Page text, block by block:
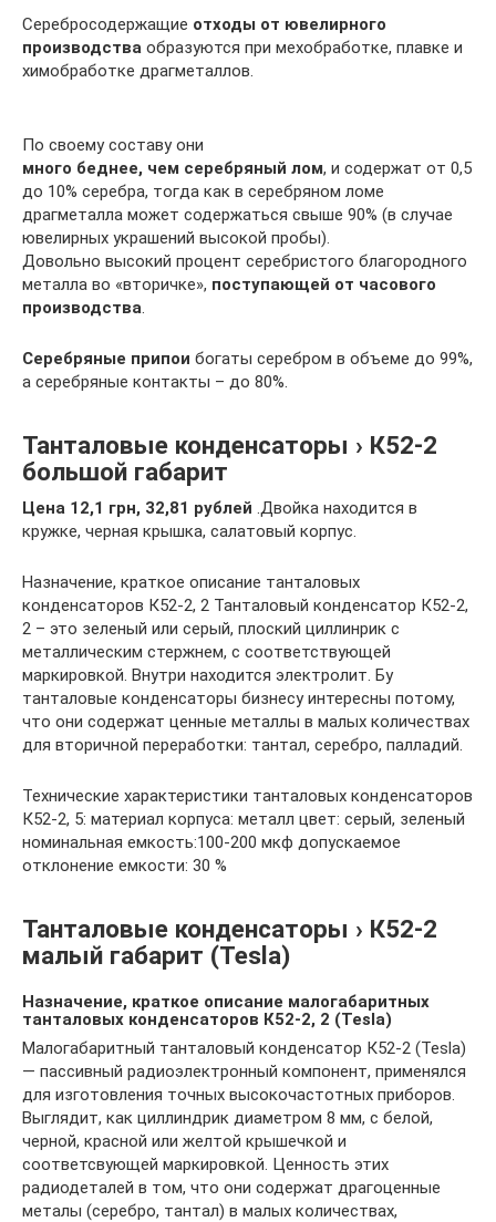
Серебросодержащие отходы от ювелирного
производства образуются при мехобработке, плавке и
химобработке драгметаллов.
По своему составу они
много беднее, чем серебряный лом, и содержат от 0,5
до 10% серебра, тогда как в серебряном ломе
драгметалла может содержаться свыше 90% (в случае
ювелирных украшений высокой пробы).
Довольно высокий процент серебристого благородного
металла во «вторичке», поступающей от часового
производства.
Серебряные припои богаты серебром в объеме до 99%,
а серебряные контакты – до 80%.
Танталовые конденсаторы › К52-2
большой габарит
Цена 12,1 грн, 32,81 рублей .Двойка находится в
кружке, черная крышка, салатовый корпус.
Назначение, краткое описание танталовых
конденсаторов К52-2, 2 Танталовый конденсатор К52-2,
2 – это зеленый или серый, плоский циллинрик с
металлическим стержнем, с соответствующей
маркировкой. Внутри находится электролит. Бу
танталовые конденсаторы бизнесу интересны потому,
что они содержат ценные металлы в малых количествах
для вторичной переработки: тантал, серебро, палладий.
Технические характеристики танталовых конденсаторов
К52-2, 5: материал корпуса: металл цвет: серый, зеленый
номинальная емкость:100-200 мкф допускаемое
отклонение емкости: 30 %
Танталовые конденсаторы › К52-2
малый габарит (Tesla)
Назначение, краткое описание малогабаритных
танталовых конденсаторов К52-2, 2 (Tesla)
Малогабаритный танталовый конденсатор К52-2 (Tesla)
— пассивный радиоэлектронный компонент, применялся
для изготовления точных высокочастотных приборов.
Выглядит, как циллиндрик диаметром 8 мм, с белой,
черной, красной или желтой крышечкой и
соответсвующей маркировкой. Ценность этих
радиодеталей в том, что они содержат драгоценные
металы (серебро, тантал) в малых количествах,